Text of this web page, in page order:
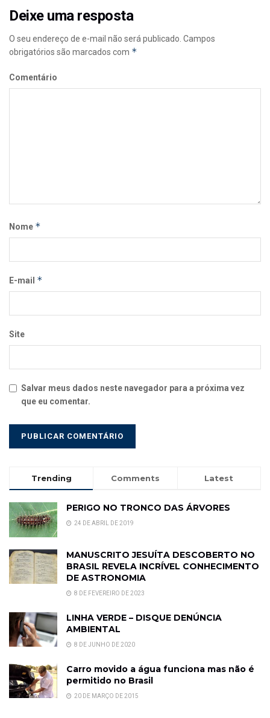
Deixe uma resposta
O seu endereço de e-mail não será publicado. Campos
obrigatórios são marcados com *
Comentário
Nome *
E-mail *
Site
Salvar meus dados neste navegador para a próxima vez
que eu comentar.
Trending Comments Latest
PERIGO NO TRONCO DAS ÁRVORES
24 DE ABRIL DE 2019
MANUSCRITO JESUÍTA DESCOBERTO NO
BRASIL REVELA INCRÍVEL CONHECIMENTO
DE ASTRONOMIA
8 DE FEVEREIRO DE 2023
LINHA VERDE – DISQUE DENÚNCIA
AMBIENTAL
8 DE JUNHO DE 2020
Carro movido a água funciona mas não é
permitido no Brasil
20 DE MARÇO DE 2015